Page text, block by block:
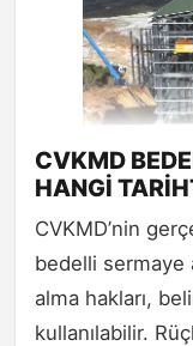
CVKMD
HANGİ
CVKMD’nin
bedelli sermaye
alma hakları,
kullanılabilir.